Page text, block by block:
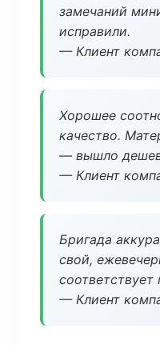
замечаний
исправили.
— Клиент
Хорошее
качество.
— вышло
— Клиент
Бригада
свой,
соответствует
— Клиент